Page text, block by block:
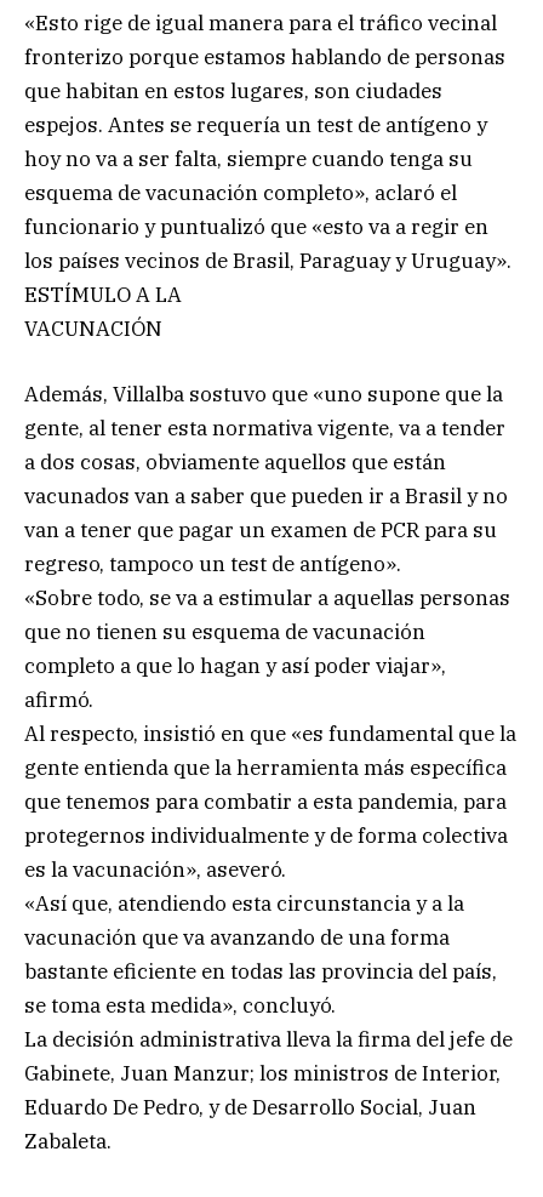
«Esto rige de igual manera para el tráfico vecinal
fronterizo porque estamos hablando de personas
que habitan en estos lugares, son ciudades
espejos. Antes se requería un test de antígeno y
hoy no va a ser falta, siempre cuando tenga su
esquema de vacunación completo», aclaró el
funcionario y puntualizó que «esto va a regir en
los países vecinos de Brasil, Paraguay y Uruguay».
ESTÍMULO A LA
VACUNACIÓN
Además, Villalba sostuvo que «uno supone que la
gente, al tener esta normativa vigente, va a tender
a dos cosas, obviamente aquellos que están
vacunados van a saber que pueden ir a Brasil y no
van a tener que pagar un examen de PCR para su
regreso, tampoco un test de antígeno».
«Sobre todo, se va a estimular a aquellas personas
que no tienen su esquema de vacunación
completo a que lo hagan y así poder viajar»,
afirmó.
Al respecto, insistió en que «es fundamental que la
gente entienda que la herramienta más específica
que tenemos para combatir a esta pandemia, para
protegernos individualmente y de forma colectiva
es la vacunación», aseveró.
«Así que, atendiendo esta circunstancia y a la
vacunación que va avanzando de una forma
bastante eficiente en todas las provincia del país,
se toma esta medida», concluyó.
La decisión administrativa lleva la firma del jefe de
Gabinete, Juan Manzur; los ministros de Interior,
Eduardo De Pedro, y de Desarrollo Social, Juan
Zabaleta.